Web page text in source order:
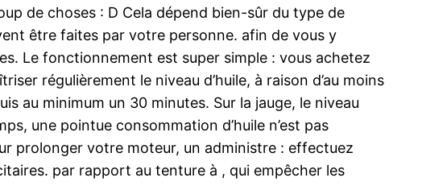
de choses : D Cela dépend bien-sûr du type de
être faites par votre personne. afin de vous y
Le fonctionnement est super simple : vous achetez
régulièrement le niveau d’huile, à raison d’au moins
au minimum un 30 minutes. Sur la jauge, le niveau
une pointue consommation d’huile n’est pas
prolonger votre moteur, un administre : effectuez
par rapport au tenture à , qui empêcher les